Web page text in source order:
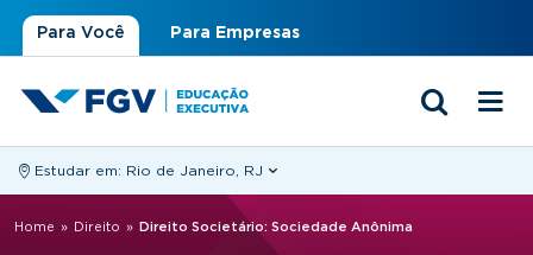
Para Você Para Empresas
Estudar em: Rio de Janeiro, RJ
Você está aqui
Home » Direito » Direito Societário: Sociedade Anônima